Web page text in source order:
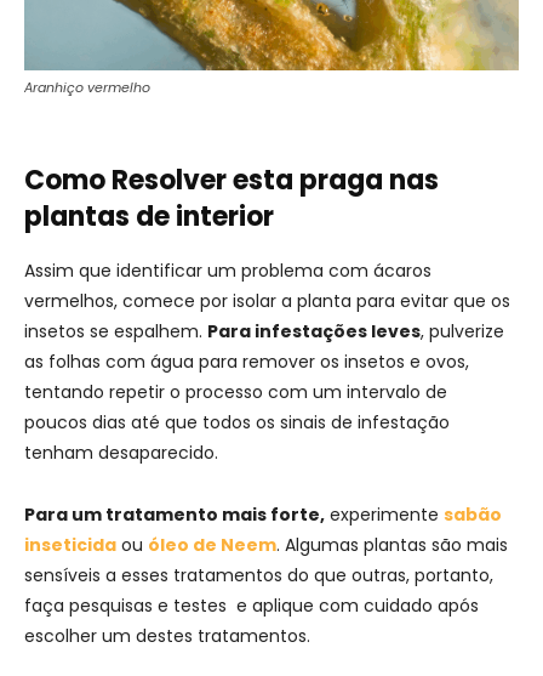
Aranhiço vermelho
Como Resolver esta praga nas
plantas de interior
Assim que identificar um problema com ácaros
vermelhos, comece por isolar a planta para evitar que os
insetos se espalhem. Para infestações leves, pulverize
as folhas com água para remover os insetos e ovos,
tentando repetir o processo com um intervalo de
poucos dias até que todos os sinais de infestação
tenham desaparecido.
Para um tratamento mais forte, experimente sabão
inseticida ou óleo de Neem. Algumas plantas são mais
sensíveis a esses tratamentos do que outras, portanto,
faça pesquisas e testes e aplique com cuidado após
escolher um destes tratamentos.